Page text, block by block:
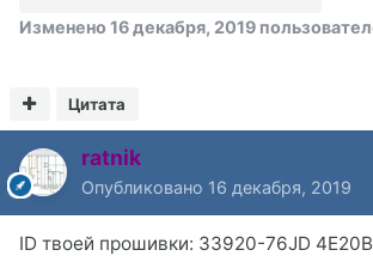
Изменено 16 декабря, 2019
Цитата
ratnik
Опубликовано 16 декабря, 2019
ID твоей прошивки: 33920-76JD